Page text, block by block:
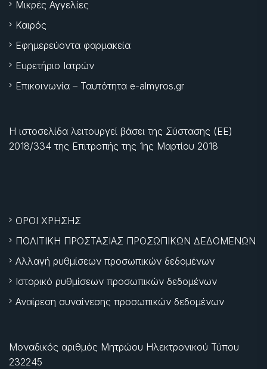
Μικρές Αγγελίες
Καιρός
Εφημερεύοντα φαρμακεία
Ευρετήριο Ιατρών
Επικοινωνία – Ταυτότητα e-almyros.gr
Η ιστοσελίδα λειτουργεί βάσει της Σύστασης (ΕΕ)
2018/334 της Επιτροπής της 1ης Μαρτίου 2018
ΟΡΟΙ ΧΡΗΣΗΣ
ΠΟΛΙΤΙΚΗ ΠΡΟΣΤΑΣΙΑΣ ΠΡΟΣΩΠΙΚΩΝ ΔΕΔΟΜΕΝΩΝ
Αλλαγή ρυθμίσεων προσωπικών δεδομένων
Ιστορικό ρυθμίσεων προσωπικών δεδομένων
Αναίρεση συναίνεσης προσωπικών δεδομένων
Μοναδικός αριθμός Μητρώου Ηλεκτρονικού Τύπου
232245